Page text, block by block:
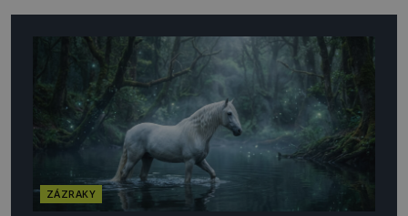
téměř výhradně ve smečkách. A j
ZÁZRAKY